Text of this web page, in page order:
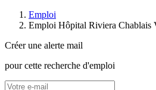
Emploi
Emploi Hôpital Riviera Chablais
Créer une alerte mail
pour cette recherche d'emploi